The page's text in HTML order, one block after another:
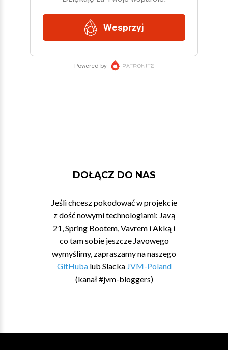
DOŁĄCZ DO NAS
Jeśli chcesz pokodować w projekcie
z dość nowymi technologiami: Javą
21, Spring Bootem, Vavrem i Akką i
co tam sobie jeszcze Javowego
wymyślimy, zapraszamy na naszego
GitHubalub Slacka JVM-Poland
(kanał #jvm-bloggers)